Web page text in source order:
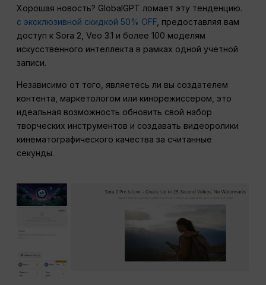
Хорошая новость? GlobalGPT ломает эту тенденцию.
с эксклюзивной скидкой 50% OFF , предоставляя вам
доступ к Sora 2, Veo 3.1 и более 100 моделям
искусственного интеллекта в рамках одной учетной
записи.
Независимо от того, являетесь ли вы создателем
контента, маркетологом или кинорежиссером, это
идеальная возможность обновить свой набор
творческих инструментов и создавать видеоролики
кинематографического качества за считанные
секунды.